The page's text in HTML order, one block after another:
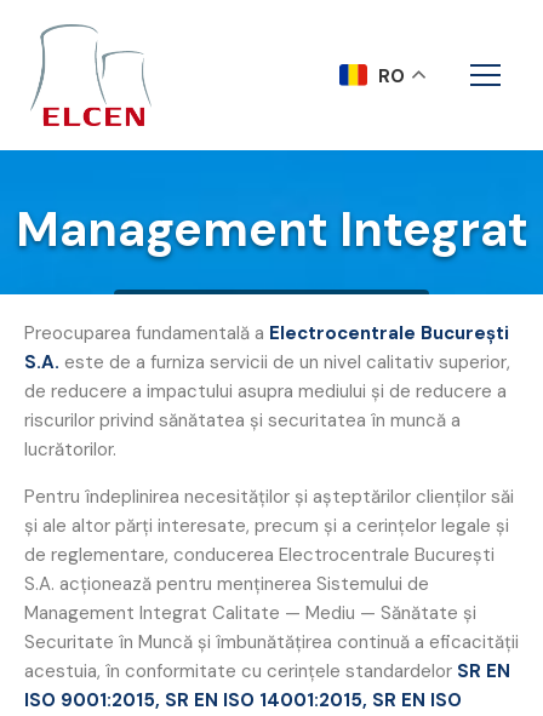
Management Integrat
Preocuparea fundamentală a Electrocentrale Bucureşti
S.A. este de a furniza servicii de un nivel calitativ superior,
de reducere a impactului asupra mediului şi de reducere a
riscurilor privind sănătatea şi securitatea în muncă a
lucrătorilor.
Pentru îndeplinirea necesităţilor şi aşteptărilor clienţilor săi
şi ale altor părţi interesate, precum şi a cerinţelor legale şi
de reglementare, conducerea Electrocentrale Bucureşti
S.A. acţionează pentru menţinerea Sistemului de
Management Integrat Calitate — Mediu — Sănătate şi
Securitate în Muncă şi îmbunătăţirea continuă a eficacităţii
acestuia, în conformitate cu cerinţele standardelor SR EN
ISO 9001:2015, SR EN ISO 14001:2015, SR EN ISO
RO